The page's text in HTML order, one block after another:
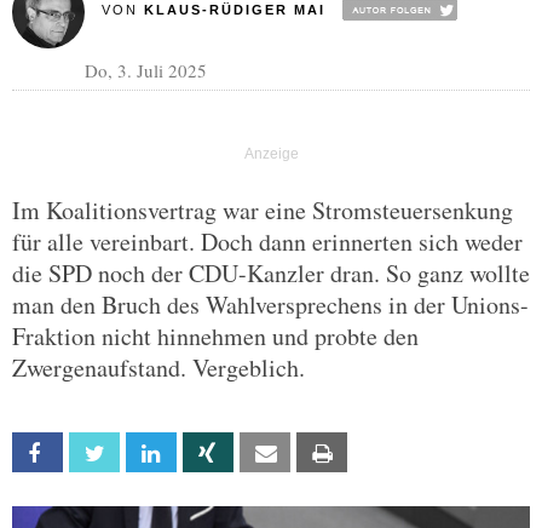
VON KLAUS-RÜDIGER MAI
Do, 3. Juli 2025
Im Koalitionsvertrag war eine Stromsteuersenkung
für alle vereinbart. Doch dann erinnerten sich weder
die SPD noch der CDU-Kanzler dran. So ganz wollte
man den Bruch des Wahlversprechens in der Unions-
Fraktion nicht hinnehmen und probte den
Zwergenaufstand. Vergeblich.
Facebook Twitter Linkedin Xing Email